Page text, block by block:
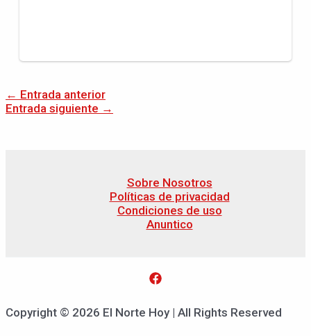
← Entrada anterior
Entrada siguiente →
Sobre Nosotros
Políticas de privacidad
Condiciones de uso
Anuntico
Copyright © 2026 El Norte Hoy | All Rights Reserved